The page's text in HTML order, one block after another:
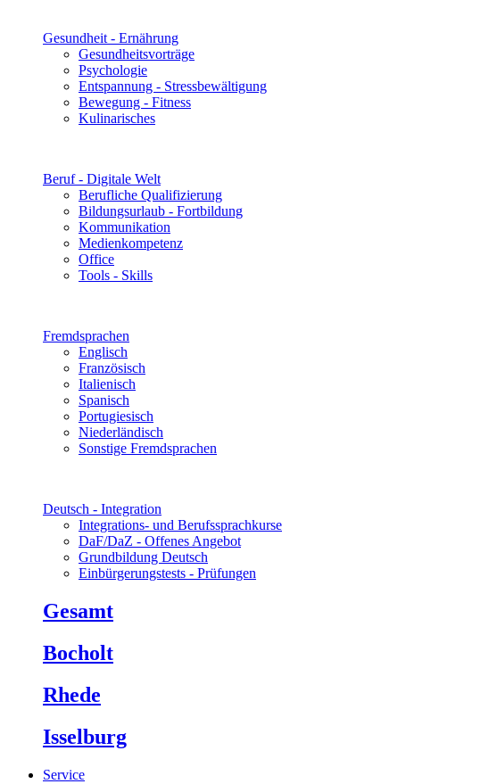
Gesundheit - Ernährung
Gesundheitsvorträge
Psychologie
Entspannung - Stressbewältigung
Bewegung - Fitness
Kulinarisches
Beruf - Digitale Welt
Berufliche Qualifizierung
Bildungsurlaub - Fortbildung
Kommunikation
Medienkompetenz
Office
Tools - Skills
Fremdsprachen
Englisch
Französisch
Italienisch
Spanisch
Portugiesisch
Niederländisch
Sonstige Fremdsprachen
Deutsch - Integration
Integrations- und Berufssprachkurse
DaF/DaZ - Offenes Angebot
Grundbildung Deutsch
Einbürgerungstests - Prüfungen
Gesamt
Bocholt
Rhede
Isselburg
Service